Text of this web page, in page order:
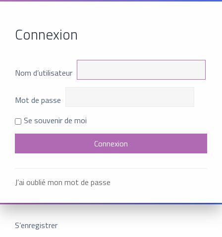
Connexion
Nom d’utilisateur
Mot de passe
Se souvenir de moi
J’ai oublié mon mot de passe
S’enregistrer